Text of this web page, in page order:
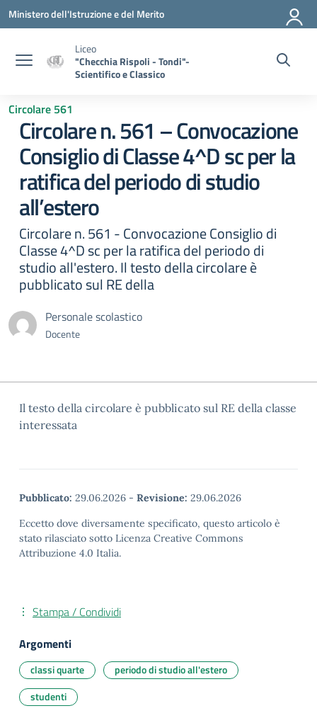
Vai ai contenuti
Vai al menu di navigazione
Vai al footer
Ministero dell'Istruzione e del Merito
Liceo
"Checchia Rispoli - Tondi"-
Scientifico e Classico
Circolare 561
Circolare n. 561 – Convocazione
Consiglio di Classe 4^D sc per la
ratifica del periodo di studio
all’estero
Circolare n. 561 - Convocazione Consiglio di
Classe 4^D sc per la ratifica del periodo di
studio all'estero. Il testo della circolare è
pubblicato sul RE della
Personale scolastico
Docente
Il testo della circolare è pubblicato sul RE della classe
interessata
Pubblicato: 29.06.2026 - Revisione: 29.06.2026
Eccetto dove diversamente specificato, questo articolo è
stato rilasciato sotto Licenza Creative Commons
Attribuzione 4.0 Italia.
Stampa / Condividi
Argomenti
classi quarte
periodo di studio all'estero
studenti